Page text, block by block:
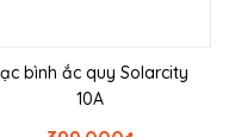
bình ắc quy Solarcity
10A